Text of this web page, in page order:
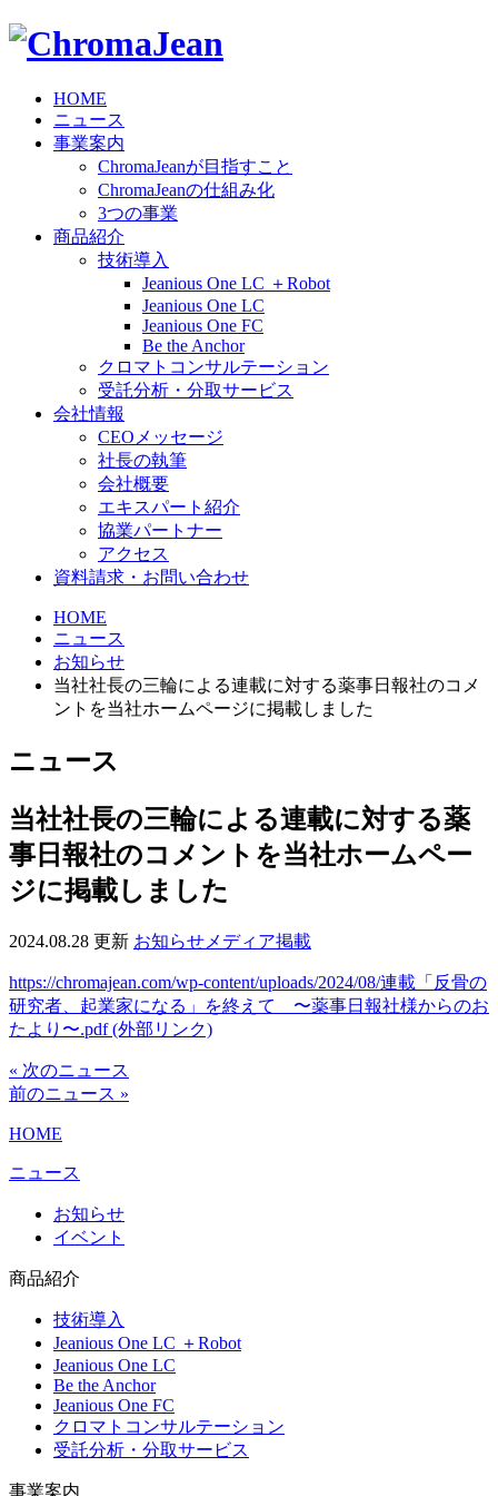
HOME
ニュース
事業案内
ChromaJeanが目指すこと
ChromaJeanの仕組み化
3つの事業
商品紹介
技術導入
Jeanious One LC ＋Robot
Jeanious One LC
Jeanious One FC
Be the Anchor
クロマトコンサルテーション
受託分析・分取サービス
会社情報
CEOメッセージ
社長の執筆
会社概要
エキスパート紹介
協業パートナー
アクセス
資料請求・お問い合わせ
HOME
ニュース
お知らせ
当社社長の三輪による連載に対する薬事日報社のコメ
ントを当社ホームページに掲載しました
ニュース
当社社長の三輪による連載に対する薬
事日報社のコメントを当社ホームペー
ジに掲載しました
2024.08.28 更新 お知らせ メディア掲載
https://chromajean.com/wp-content/uploads/2024/08/連載「反骨の
研究者、起業家になる」を終えて 〜薬事日報社様からのお
たより〜.pdf (外部リンク)
« 次のニュース
前のニュース »
HOME
ニュース
お知らせ
イベント
商品紹介
技術導入
Jeanious One LC ＋Robot
Jeanious One LC
Be the Anchor
Jeanious One FC
クロマトコンサルテーション
受託分析・分取サービス
事業案内